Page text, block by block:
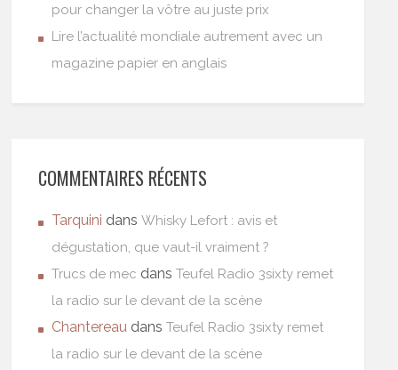
pour changer la vôtre au juste prix
Lire l’actualité mondiale autrement avec un
magazine papier en anglais
COMMENTAIRES RÉCENTS
Tarquini dansWhisky Lefort : avis et
dégustation, que vaut-il vraiment ?
Trucs de mec dansTeufel Radio 3sixty remet
la radio sur le devant de la scène
Chantereau dansTeufel Radio 3sixty remet
la radio sur le devant de la scène